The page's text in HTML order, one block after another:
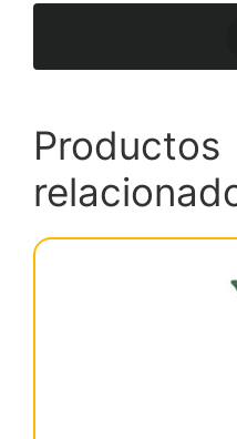
Productos